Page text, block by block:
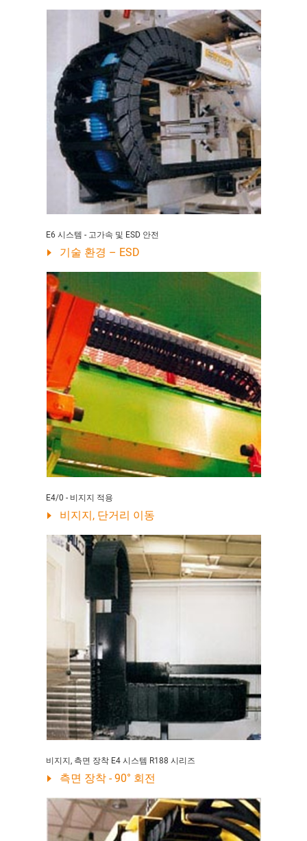
E6 시스템 - 고가속 및 ESD 안전
기술 환경 – ESD
E4/0 - 비지지 적용
비지지, 단거리 이동
비지지, 측면 장착 E4 시스템 R188 시리즈
측면 장착 - 90° 회전